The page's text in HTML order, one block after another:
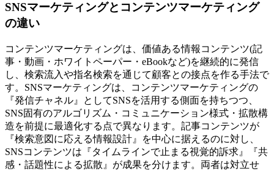
SNSマーケティングとコンテンツマーケティング
の違い
コンテンツマーケティングは、価値ある情報コンテンツ(記
事・動画・ホワイトペーパー・eBookなど)を継続的に発信
し、検索流入や指名検索を通じて顧客との接点を作る手法で
す。SNSマーケティングは、コンテンツマーケティングの
『発信チャネル』としてSNSを活用する側面を持ちつつ、
SNS固有のアルゴリズム・コミュニケーション様式・拡散構
造を前提に最適化する点で異なります。記事コンテンツが
『検索意図に応える情報設計』を中心に据えるのに対し、
SNSコンテンツは『タイムラインで止まる視覚的訴求』『共
感・話題性による拡散』が成果を分けます。両者は対立せ